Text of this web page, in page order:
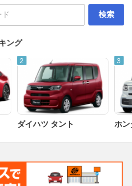
検索
ング
ダイハツ タント ホン